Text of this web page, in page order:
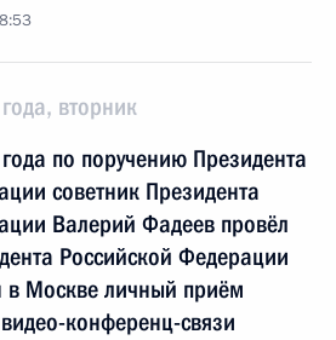
вторник
по поручению Президента
советник Президента
Валерий Фадеев провёл
Российской Федерации
в Москве личный приём
конференц-связи